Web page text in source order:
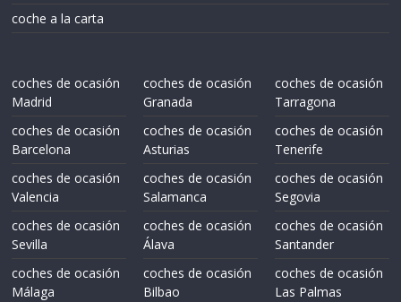
coche a la carta
coches de ocasión
Madrid
coches de ocasión
Barcelona
coches de ocasión
Valencia
coches de ocasión
Sevilla
coches de ocasión
Málaga
coches de ocasión
Granada
coches de ocasión
Asturias
coches de ocasión
Salamanca
coches de ocasión
Álava
coches de ocasión
Bilbao
coches de ocasión
Tarragona
coches de ocasión
Tenerife
coches de ocasión
Segovia
coches de ocasión
Santander
coches de ocasión
Las Palmas